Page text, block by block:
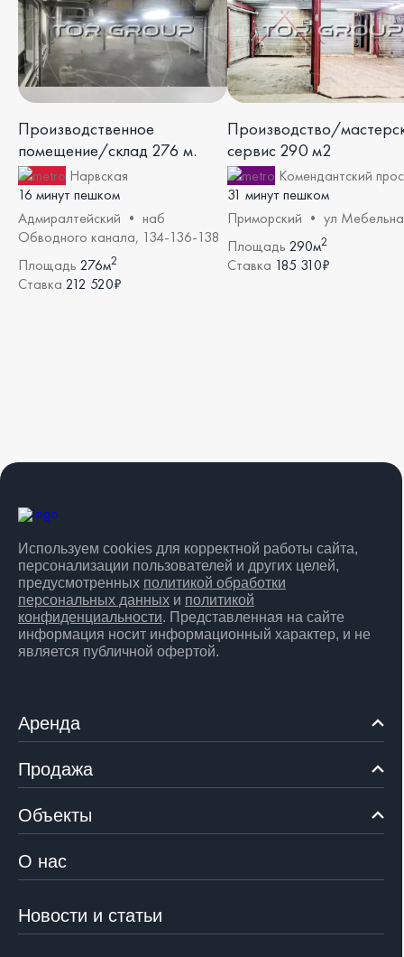
Производственное
помещение/склад 276 м.
Нарвская
16 минут пешком
Адмиралтейский • наб
Обводного канала, 134-136-138
Площадь 276м2
Ставка 212 520₽
Производство/
сервис 290 м2
Комендантский
31 минут пешком
Приморский • ул
Площадь 290м2
Ставка 185 310₽
Используем cookies для корректной работы сайта,
персонализации пользователей и других целей,
предусмотренных политикой обработки
персональных данных и политикой
конфиденциальности. Представленная на сайте
информация носит информационный характер, и не
является публичной офертой.
Аренда
Продажа
Объекты
О нас
Новости и статьи